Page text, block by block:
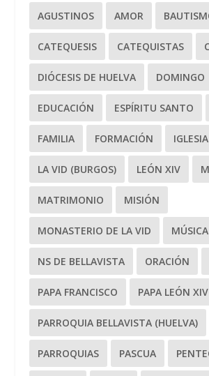
AGUSTINOS AMOR
CATEQUESIS CATEQUISTAS
DIÓCESIS DE HUELVA DOMINGO
EDUCACIÓN ESPÍRITU SANTO
FAMILIA FORMACIÓN IGLESIA
LA VID (BURGOS) LEÓN XIV
MATRIMONIO MISIÓN
MONASTERIO DE LA VID MÚSICA
NS DE BELLAVISTA ORACIÓN
PAPA FRANCISCO PAPA LEÓN XIV
PARROQUIA BELLAVISTA (HUELVA)
PARROQUIAS PASCUA